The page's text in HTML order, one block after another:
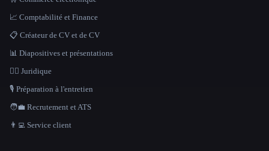
📈 Comptabilité et Finance
📋 Créateur de CV et de CV
📊 Diapositives et présentations
👩‍⚖️ Juridique
🎙️ Préparation à l'entretien
🧑‍💼 Recrutement et ATS
👨‍💻 Service client